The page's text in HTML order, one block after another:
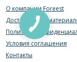
О компании Foreest
Доставка
Политика
Условия соглашения
Контакты